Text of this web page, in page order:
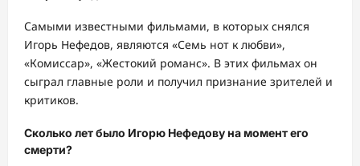
Самыми известными фильмами, в которых снялся
Игорь Нефедов, являются «Семь нот к любви»,
«Комиссар», «Жестокий романс». В этих фильмах он
сыграл главные роли и получил признание зрителей и
критиков.
Сколько лет было Игорю Нефедову на момент его
смерти?